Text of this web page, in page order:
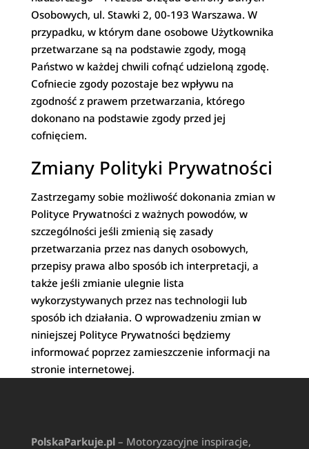
Osobowych, ul. Stawki 2, 00-193 Warszawa. W
przypadku, w którym dane osobowe Użytkownika
przetwarzane są na podstawie zgody, mogą
Państwo w każdej chwili cofnąć udzieloną zgodę.
Cofniecie zgody pozostaje bez wpływu na
zgodność z prawem przetwarzania, którego
dokonano na podstawie zgody przed jej
cofnięciem.
Zmiany Polityki Prywatności
Zastrzegamy sobie możliwość dokonania zmian w
Polityce Prywatności z ważnych powodów, w
szczególności jeśli zmienią się zasady
przetwarzania przez nas danych osobowych,
przepisy prawa albo sposób ich interpretacji, a
także jeśli zmianie ulegnie lista
wykorzystywanych przez nas technologii lub
sposób ich działania. O wprowadzeniu zmian w
niniejszej Polityce Prywatności będziemy
informować poprzez zamieszczenie informacji na
stronie internetowej.
PolskaParkuje.pl– Motoryzacyjne inspiracje,